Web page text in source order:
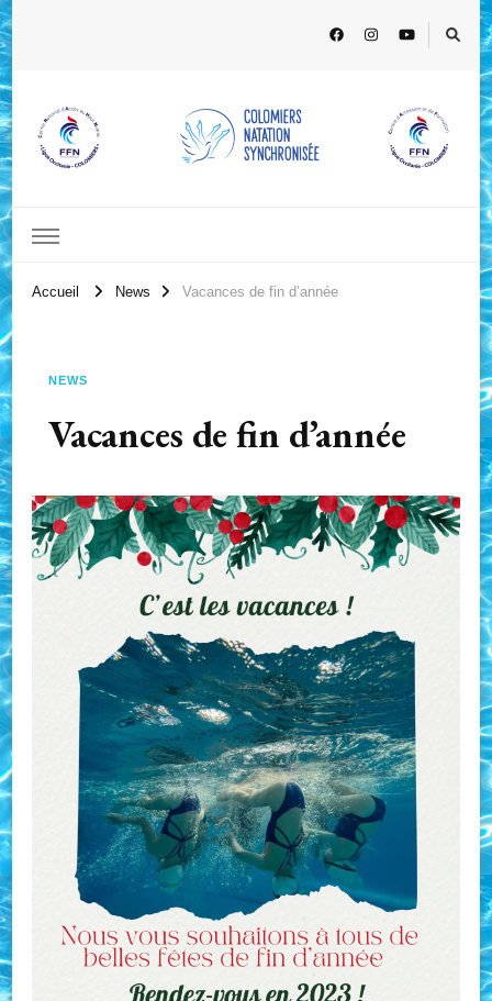
Accueil News Vacances de fin d’année
NEWS
Vacances de fin d’année